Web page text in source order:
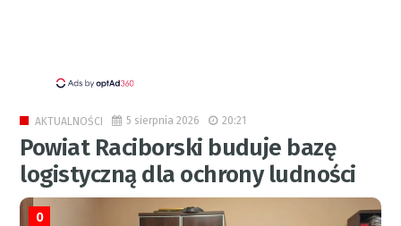
AKTUALNOŚCI 5 sierpnia 2026 20:21
Powiat Raciborski buduje bazę
logistyczną dla ochrony ludności
0